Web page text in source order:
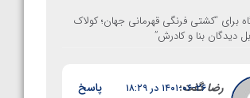
کشتی فرنگی قهرمانی جهان؛ کولاک
دیدگان بنا و کادرش”
رضا گفت:
۱۴۰۱-۰۶-۲۶ در ۱۸:۲۹ پاسخ